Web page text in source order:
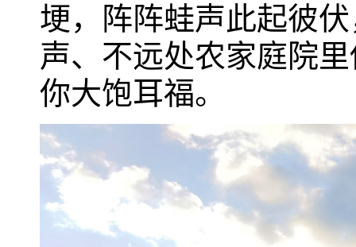
埂，阵阵蛙声此起彼
声、不远处农家庭院
你大饱耳福。